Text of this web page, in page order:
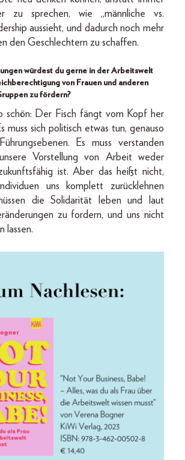
zu sprechen, wie „männliche vs.
aussieht, und dadurch noch mehr
den Geschlechtern zu schaffen.
würdest du gerne in der Arbeitswelt
von Frauen und anderen
zu fördern?
schön: Der Fisch fängt vom Kopf her
muss sich politisch etwas tun, genauso
Es muss verstanden
Vorstellung von Arbeit weder
ist. Aber das heißt nicht,
uns komplett zurücklehnen
die Solidarität leben und laut
zu fordern, und uns nicht
lassen.